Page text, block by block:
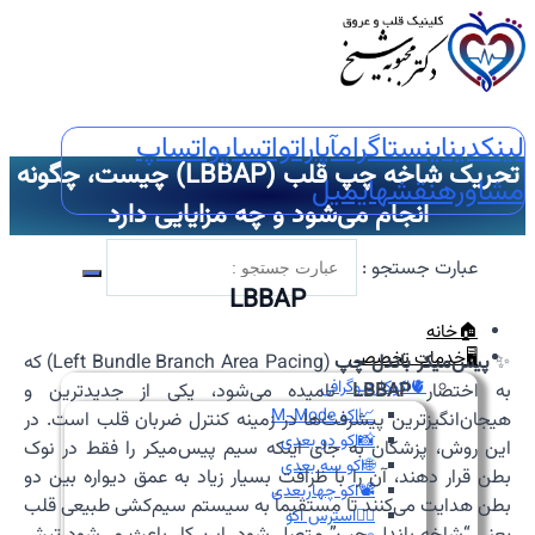
لینکدیناینستاگرامآپاراتواتساپواتساپ
مشاورهنقشهایمیل
عبارت جستجو :
🏠خانه
🖥️خدمات تخصصی
🫀اکوکاردیوگرافی
📈اکو M-Mode
📸اکو دو بعدی
🌐اکو سه بعدی
📽️اکو چهاربعدی
🏃‍♀️استرس اکو
تحریک شاخه چپ قلب (LBBAP) چیست، چگونه
انجام می‌شود و چه مزایایی دارد
LBBAP
✨پیس‌میکر باندل چپ
(Left Bundle Branch Area Pacing) که
به اختصارLBBAPنامیده می‌شود، یکی از جدیدترین و
هیجان‌انگیزترین پیشرفت‌ها در زمینه کنترل ضربان قلب است. در
این روش، پزشکان به جای اینکه سیم پیس‌میکر را فقط در نوک
بطن قرار دهند، آن را با ظرافت بسیار زیاد به عمق دیواره بین دو
بطن هدایت می‌کنند تا مستقیماً به سیستم سیم‌کشی طبیعی قلب